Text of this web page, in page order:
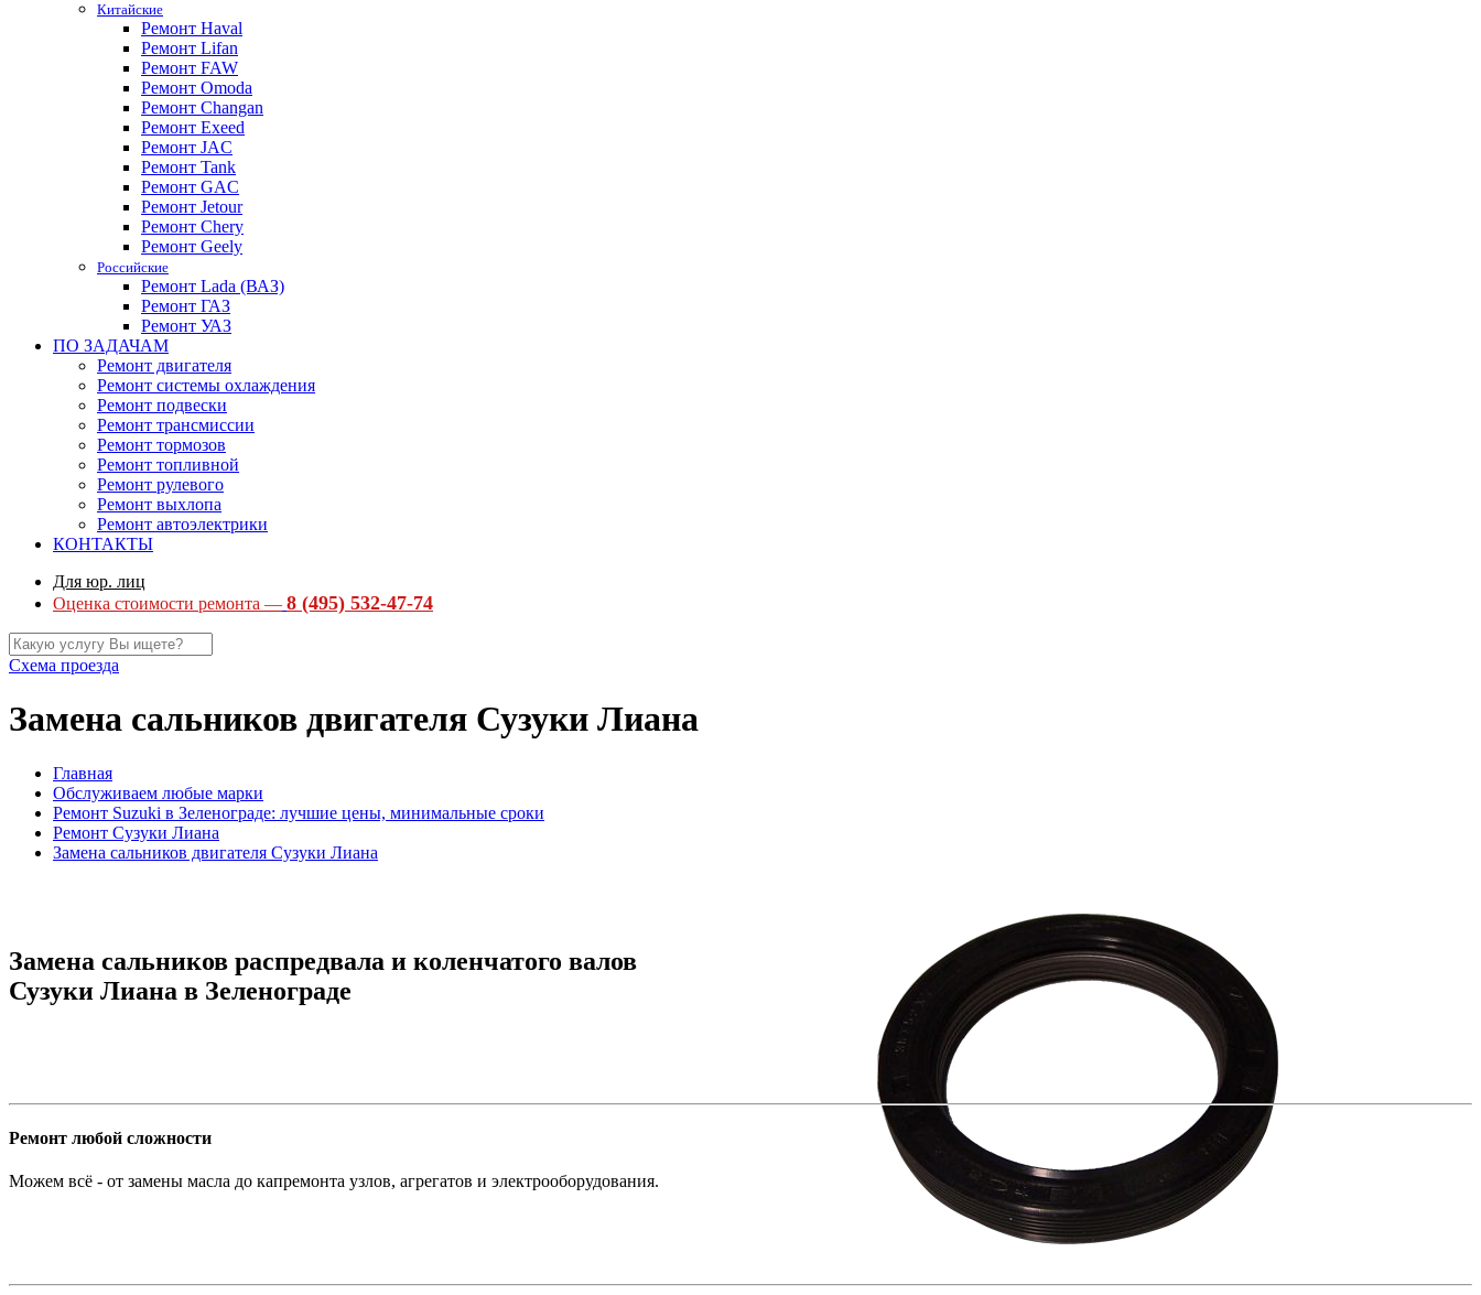
Китайские
Ремонт Haval
Ремонт Lifan
Ремонт FAW
Ремонт Omoda
Ремонт Changan
Ремонт Exeed
Ремонт JAC
Ремонт Tank
Ремонт GAC
Ремонт Jetour
Ремонт Chery
Ремонт Geely
Российские
Ремонт Lada (ВАЗ)
Ремонт ГАЗ
Ремонт УАЗ
ПО ЗАДАЧАМ
Ремонт двигателя
Ремонт системы охлаждения
Ремонт подвески
Ремонт трансмиссии
Ремонт тормозов
Ремонт топливной
Ремонт рулевого
Ремонт выхлопа
Ремонт автоэлектрики
КОНТАКТЫ
Для юр. лиц
Оценка стоимости ремонта — 8 (495) 532-47-74
Схема проезда
Замена сальников двигателя Сузуки Лиана
Главная
Обслуживаем любые марки
Ремонт Suzuki в Зеленограде: лучшие цены, минимальные сроки
Ремонт Сузуки Лиана
Замена сальников двигателя Сузуки Лиана
Замена сальников распредвала и коленчатого валов
Сузуки Лиана в Зеленограде
Ремонт любой сложности
Можем всё - от замены масла до капремонта узлов, агрегатов и электрооборудования.